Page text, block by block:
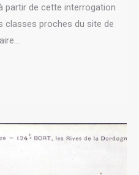
partir de cette interrogation
classes proches du site de